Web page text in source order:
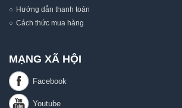
Hướng dẫn thanh toán
Cách thức mua hàng
MẠNG XÃ HỘI